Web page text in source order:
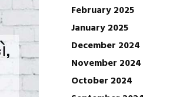
February 2025
January 2025
December 2024
November 2024
October 2024